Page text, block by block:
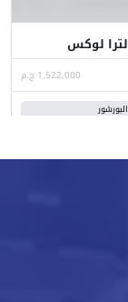
1,522,000 ج.م
البورشور